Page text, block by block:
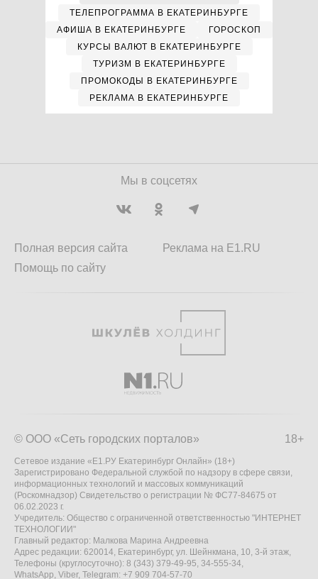
ТЕЛЕПРОГРАММА В ЕКАТЕРИНБУРГЕ
АФИША В ЕКАТЕРИНБУРГЕ
ГОРОСКОП
КУРСЫ ВАЛЮТ В ЕКАТЕРИНБУРГЕ
ТУРИЗМ В ЕКАТЕРИНБУРГЕ
ПРОМОКОДЫ В ЕКАТЕРИНБУРГЕ
РЕКЛАМА В ЕКАТЕРИНБУРГЕ
Мы в соцсетях
Полная версия сайта
Помощь по сайту
Реклама на E1.RU
18+
© ООО «Сеть городских порталов»
Сетевое издание «Е1.РУ Екатеринбург Онлайн» (18+)
Зарегистрировано Федеральной службой по надзору в сфере связи,
информационных технологий и массовых коммуникаций
(Роскомнадзор) Свидетельство о регистрации № ФС77-84675 от
06.02.2023 г.
Учредитель: Общество с ограниченной ответственностью "ИНТЕРНЕТ
ТЕХНОЛОГИИ"
Главный редактор: Малкова Марина Андреевна
Адрес редакции: 620014, Екатеринбург, ул. Шейнкмана, 10, 3-й этаж,
Телефоны (круглосуточно): 8 (343) 379-49-95, 34-555-34,
WhatsApp, Viber, Telegram: +7 909 704-57-70